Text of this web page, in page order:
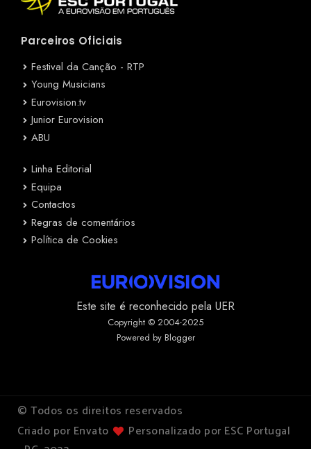
Parceiros Oficiais
Festival da Canção - RTP
Young Musicians
Eurovision.tv
Junior Eurovision
ABU
Linha Editorial
Equipa
Contactos
Regras de comentários
Política de Cookies
Este site é reconhecido pela UER
Copyright © 2004-2025
Powered by Blogger
© Todos os direitos reservados
Criado por Envato
Personalizado por ESC Portugal